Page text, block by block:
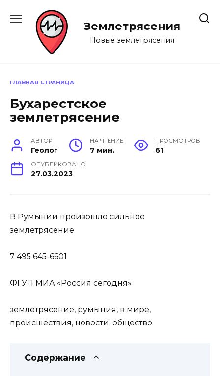
содержанию
Землетрясения
Новые землетрясения
ГЛАВНАЯ СТРАНИЦА
Бухарестское
землетрясение
АВТОР
Геолог
НА ЧТЕНИЕ
7 мин.
ПРОСМОТРОВ
61
ОПУБЛИКОВАНО
27.03.2023
В Румынии произошло сильное
землетрясение
7 495 645-6601
ФГУП МИА «Россия сегодня»
землетрясение, румыния, в мире,
происшествия, новости, общество
Содержание